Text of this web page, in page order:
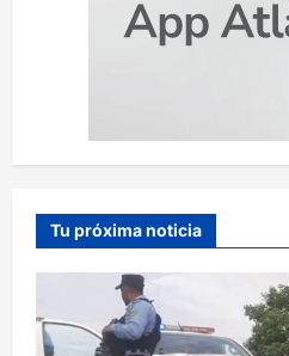
Tu próxima noticia